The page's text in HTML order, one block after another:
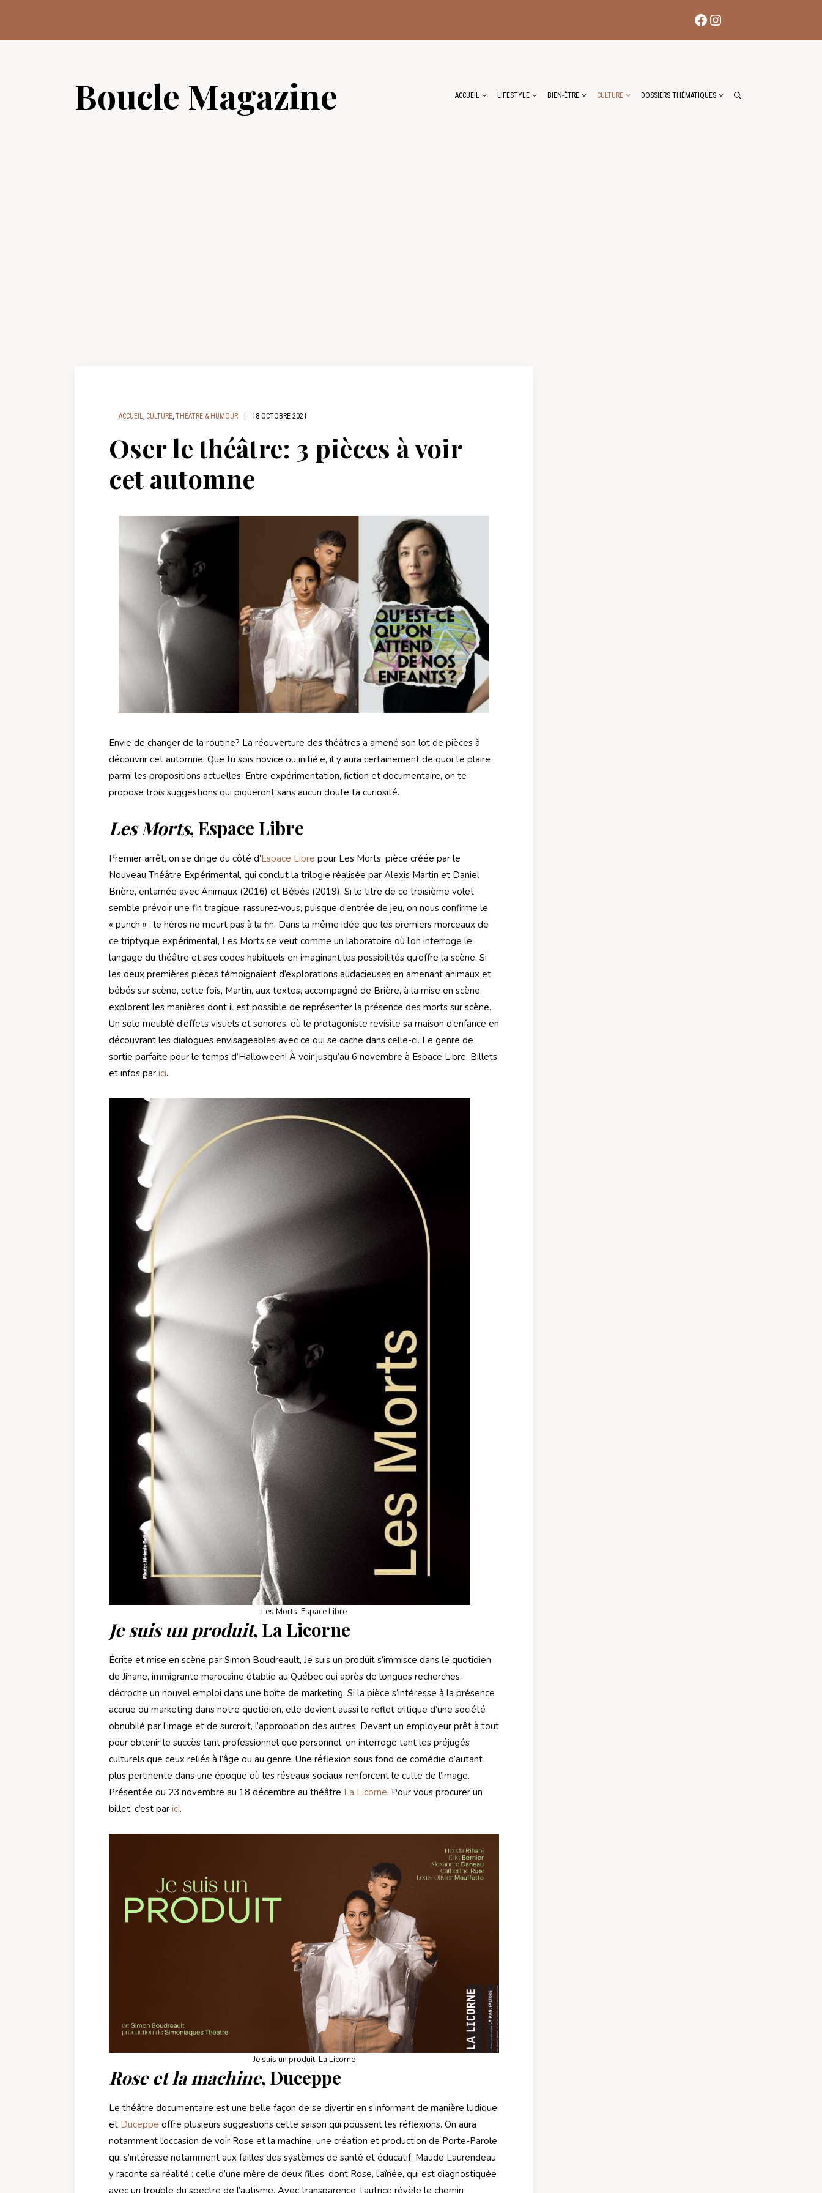
contenu
Facebook
Instagram
Boucle Magazine ACCUEIL LIFESTYLE BIEN-ÊTRE CULTURE DOSSIERS THÉMATIQUES
ACCUEIL, CULTURE, THÉÂTRE & HUMOUR 18 OCTOBRE 2021
Oser le théâtre: 3 pièces à voir
cet automne
Envie de changer de la routine? La réouverture des théâtres a amené son lot de pièces à
découvrir cet automne. Que tu sois novice ou initié.e, il y aura certainement de quoi te plaire
parmi les propositions actuelles. Entre expérimentation, fiction et documentaire, on te
propose trois suggestions qui piqueront sans aucun doute ta curiosité.
Les Morts, Espace Libre
Premier arrêt, on se dirige du côté d’Espace Libre pour Les Morts, pièce créée par le
Nouveau Théâtre Expérimental, qui conclut la trilogie réalisée par Alexis Martin et Daniel
Brière, entamée avec Animaux (2016) et Bébés (2019). Si le titre de ce troisième volet
semble prévoir une fin tragique, rassurez-vous, puisque d’entrée de jeu, on nous confirme le
« punch » : le héros ne meurt pas à la fin. Dans la même idée que les premiers morceaux de
ce triptyque expérimental, Les Morts se veut comme un laboratoire où l’on interroge le
langage du théâtre et ses codes habituels en imaginant les possibilités qu’offre la scène. Si
les deux premières pièces témoignaient d’explorations audacieuses en amenant animaux et
bébés sur scène, cette fois, Martin, aux textes, accompagné de Brière, à la mise en scène,
explorent les manières dont il est possible de représenter la présence des morts sur scène.
Un solo meublé d’effets visuels et sonores, où le protagoniste revisite sa maison d’enfance en
découvrant les dialogues envisageables avec ce qui se cache dans celle-ci. Le genre de
sortie parfaite pour le temps d’Halloween! À voir jusqu’au 6 novembre à Espace Libre. Billets
et infos par ici.
Les Morts, Espace Libre
Je suis un produit, La Licorne
Écrite et mise en scène par Simon Boudreault, Je suis un produit s’immisce dans le quotidien
de Jihane, immigrante marocaine établie au Québec qui après de longues recherches,
décroche un nouvel emploi dans une boîte de marketing. Si la pièce s’intéresse à la présence
accrue du marketing dans notre quotidien, elle devient aussi le reflet critique d’une société
obnubilé par l’image et de surcroit, l’approbation des autres. Devant un employeur prêt à tout
pour obtenir le succès tant professionnel que personnel, on interroge tant les préjugés
culturels que ceux reliés à l’âge ou au genre. Une réflexion sous fond de comédie d’autant
plus pertinente dans une époque où les réseaux sociaux renforcent le culte de l’image.
Présentée du 23 novembre au 18 décembre au théâtre La Licorne. Pour vous procurer un
billet, c’est par ici.
Je suis un produit, La Licorne
Rose et la machine, Duceppe
Le théâtre documentaire est une belle façon de se divertir en s’informant de manière ludique
et Duceppe offre plusieurs suggestions cette saison qui poussent les réflexions. On aura
notamment l’occasion de voir Rose et la machine, une création et production de Porte-Parole
qui s’intéresse notamment aux failles des systèmes de santé et éducatif. Maude Laurendeau
y raconte sa réalité : celle d’une mère de deux filles, dont Rose, l’aînée, qui est diagnostiquée